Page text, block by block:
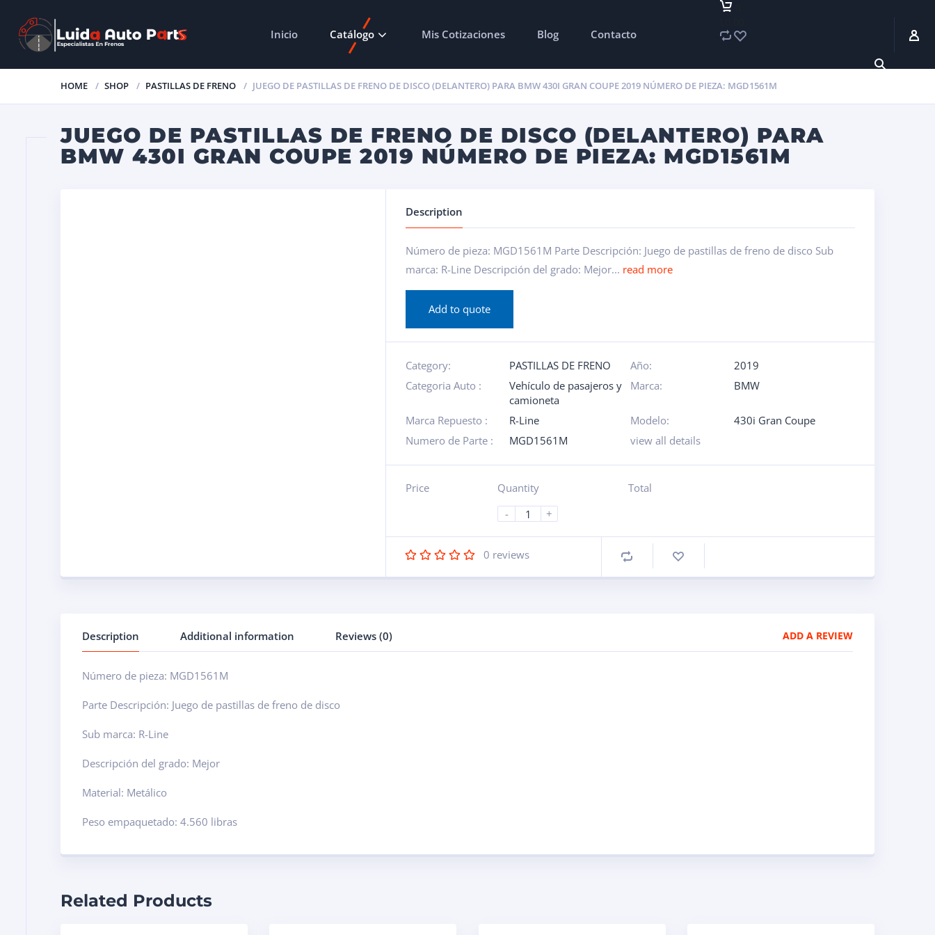
Inicio Catálogo Mis Cotizaciones Blog Contacto
HOME SHOP PASTILLAS DE FRENO JUEGO DE PASTILLAS DE FRENO DE DISCO (DELANTERO) PARA BMW 430I GRAN COUPE 2019 NÚMERO DE PIEZA: MGD1561M
JUEGO DE PASTILLAS DE FRENO DE DISCO (DELANTERO) PARA
BMW 430I GRAN COUPE 2019 NÚMERO DE PIEZA: MGD1561M
Description
Número de pieza: MGD1561M Parte Descripción: Juego de pastillas de freno de disco Sub
marca: R-Line Descripción del grado: Mejor... read more
Add to quote
Category: PASTILLAS DE FRENO Año:
2019
Categoria Auto :
Vehículo de pasajeros y
camioneta
Marca: BMW
Marca Repuesto : R-Line Modelo:
430i Gran Coupe
Numero de Parte :
MGD1561M view all details
Price
Quantity
-
+
Total
0 reviews
Description Additional information Reviews (0) ADD A REVIEW
Número de pieza: MGD1561M
Parte Descripción: Juego de pastillas de freno de disco
Sub marca: R-Line
Descripción del grado: Mejor
Material: Metálico
Peso empaquetado: 4.560 libras
Related Products